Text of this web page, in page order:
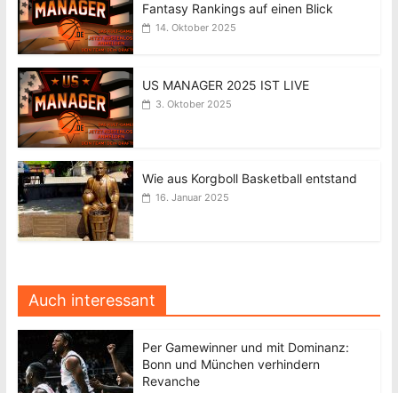
Fantasy Rankings auf einen Blick
14. Oktober 2025
US MANAGER 2025 IST LIVE
3. Oktober 2025
Wie aus Korgboll Basketball entstand
16. Januar 2025
Auch interessant
Per Gamewinner und mit Dominanz:
Bonn und München verhindern
Revanche